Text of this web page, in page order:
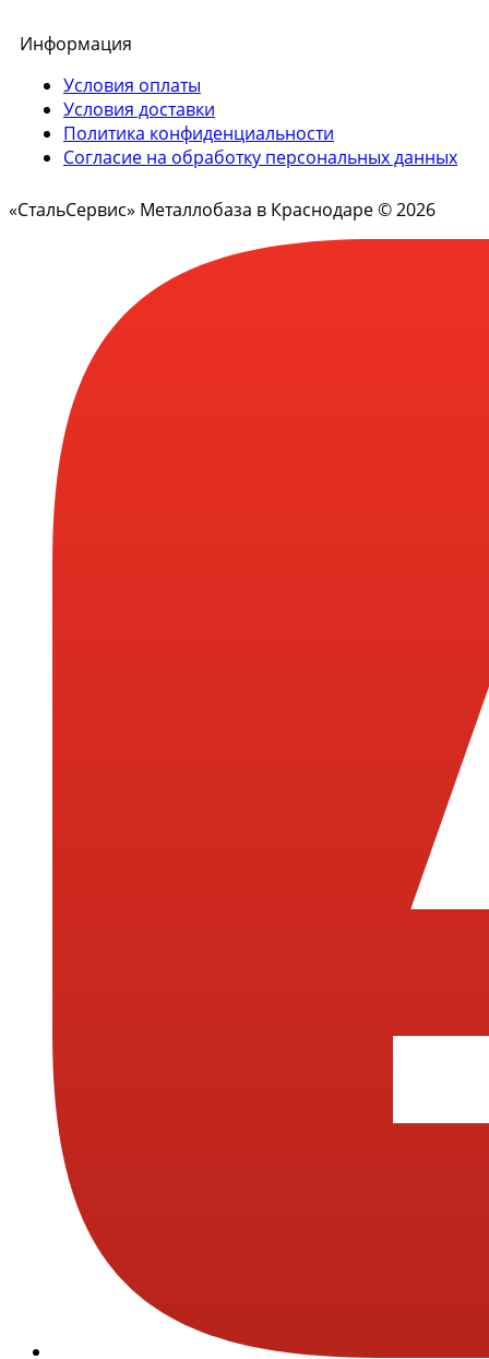
Информация
Условия оплаты
Условия доставки
Политика конфиденциальности
Согласие на обработку персональных данных
«СтальСервис» Металлобаза в Краснодаре © 2026